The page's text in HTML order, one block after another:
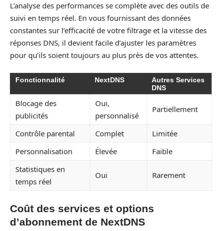
L’analyse des performances se complète avec des outils de
suivi en temps réel. En vous fournissant des données
constantes sur l’efficacité de votre filtrage et la vitesse des
réponses DNS, il devient facile d’ajuster les paramètres
pour qu’ils soient toujours au plus près de vos attentes.
Fonctionnalité NextDNS
Autres Services
DNS
Blocage des
publicités
Oui,
personnalisé
Partiellement
Contrôle parental Complet
Limitée
Personnalisation
Élevée
Faible
Statistiques en
temps réel
Oui Rarement
Coût des services et options
d’abonnement de NextDNS